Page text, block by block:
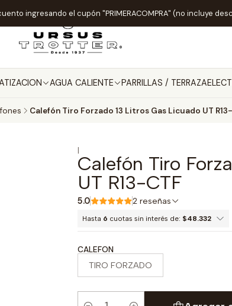
AGUA CALIENTE PARRILLAS / TERRAZA
ingresando el cupón "PRIMERACOMPRA" (no incluye
Calefón Tiro Forzado 13 Litros Gas Licuado UT
|
Calefón Tiro
UT R13-CTF
5.0 2 reseñas
Hasta 6 cuotas sin interés de: $48.332
CALEFON
TIRO FORZADO